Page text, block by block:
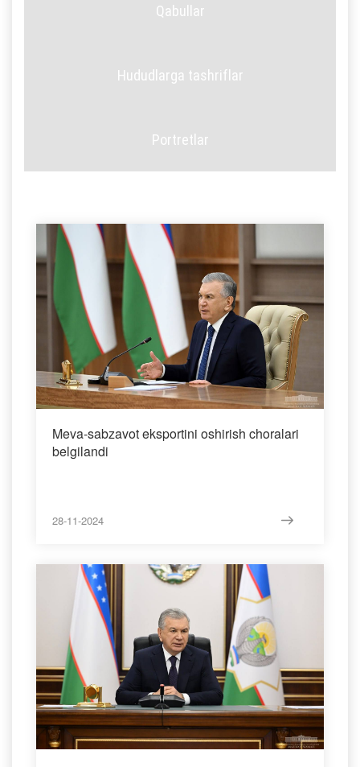
Qabullar
Hududlarga tashriflar
Portretlar
Meva-sabzavot eksportini oshirish choralari
belgilandi
28-11-2024